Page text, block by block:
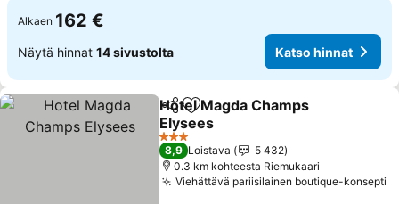
Alkaen 162 €
Näytä hinnat 14 sivustolta Katso hinnat
Jaa Lisää suosikkeihin
Hotel Magda Champs
Elysees
3 Tähtiluokitus
8,9 Loistava
5 432
0.3 km kohteesta Riemukaari
Viehättävä pariisilainen boutique-konsepti